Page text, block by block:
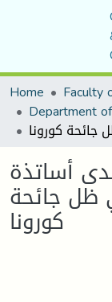
Home
Department
أساتذة
ظل جائحة
كورونا